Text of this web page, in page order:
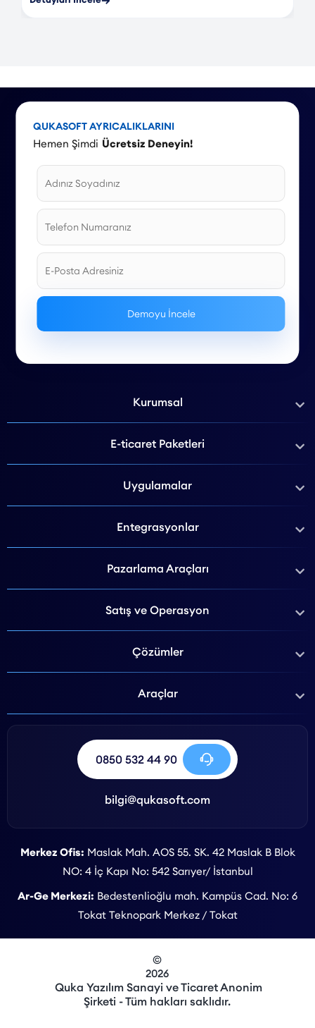
QUKASOFT AYRICALIKLARINI
Hemen Şimdi Ücretsiz Deneyin!
Kurumsal
E-ticaret Paketleri
Uygulamalar
Entegrasyonlar
Pazarlama Araçları
Satış ve Operasyon
Çözümler
Araçlar
0850 532 44 90
bilgi@qukasoft.com
Merkez Ofis: Maslak Mah. AOS 55. SK. 42 Maslak B Blok
NO: 4 İç Kapı No: 542 Sarıyer/ İstanbul
Ar-Ge Merkezi: Bedestenlioğlu mah. Kampüs Cad. No: 6
Tokat Teknopark Merkez / Tokat
©
2026
Quka Yazılım Sanayi ve Ticaret Anonim
Şirketi - Tüm hakları saklıdır.